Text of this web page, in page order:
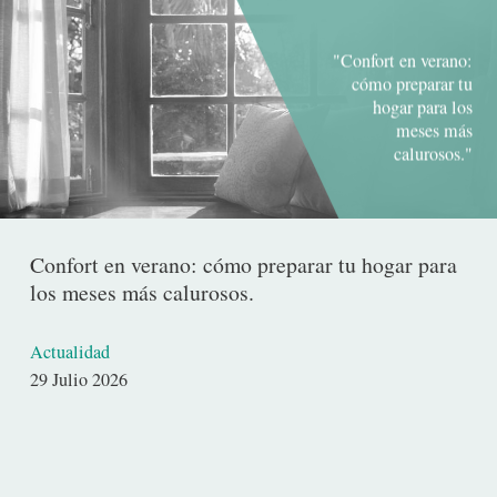
"Confort en verano:
cómo preparar tu
hogar para los
meses más
calurosos."
Confort en verano: cómo preparar tu hogar para
los meses más calurosos.
Actualidad
Fecha29 Julio 2026